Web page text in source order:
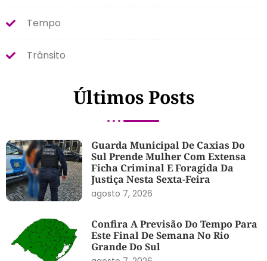
Tempo
Trânsito
Últimos Posts
Guarda Municipal De Caxias Do
Sul Prende Mulher Com Extensa
Ficha Criminal E Foragida Da
Justiça Nesta Sexta-Feira
agosto 7, 2026
Confira A Previsão Do Tempo Para
Este Final De Semana No Rio
Grande Do Sul